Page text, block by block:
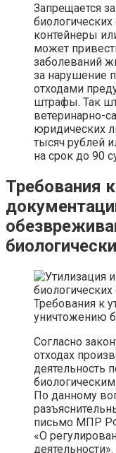
Запрещается
контейнеры
может
заболеваний
за нарушение
отходами
штрафы. Так
ветеринарно-
юридических
тысяч рублей
на срок до 90
Требования
Требования к
уничтожению
Согласно
отходах
деятельность
По данному
письмо МПР
«О
деятельности».